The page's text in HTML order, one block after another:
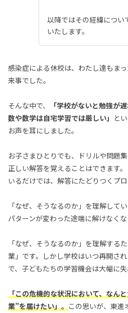
以降ではその経緯につい
いたします。
感染症による休校は、わたし達もま
来事でした。
そんな中で、
「学校がないと勉強が
数や数学は自宅学習では厳しい」 と
お声を耳にしました。
お子さまひとりでも、ドリルや問題
正しい解答を覚えることはできます
いるだけでは、解答にたどりつくプ
「なぜ、そうなるのか」を理解して
パターンが変わった途端に解けなくな
「なぜ、そうなるのか」を理解する
業」です。しかし学校はいつ再開さ
で、子どもたちの学習機会は大幅に失
「この危機的な状況において、なん
業”を届けたい」。この思いが、東進